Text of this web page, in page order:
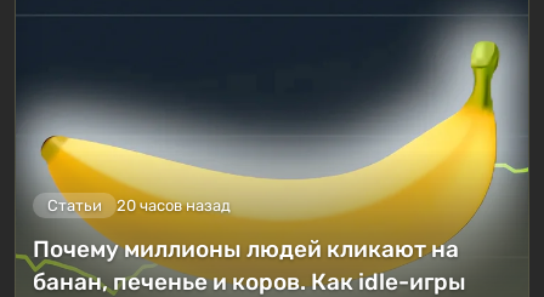
Статьи 20 часов назад
Почему миллионы людей кликают на
банан, печенье и коров. Как idle-игры